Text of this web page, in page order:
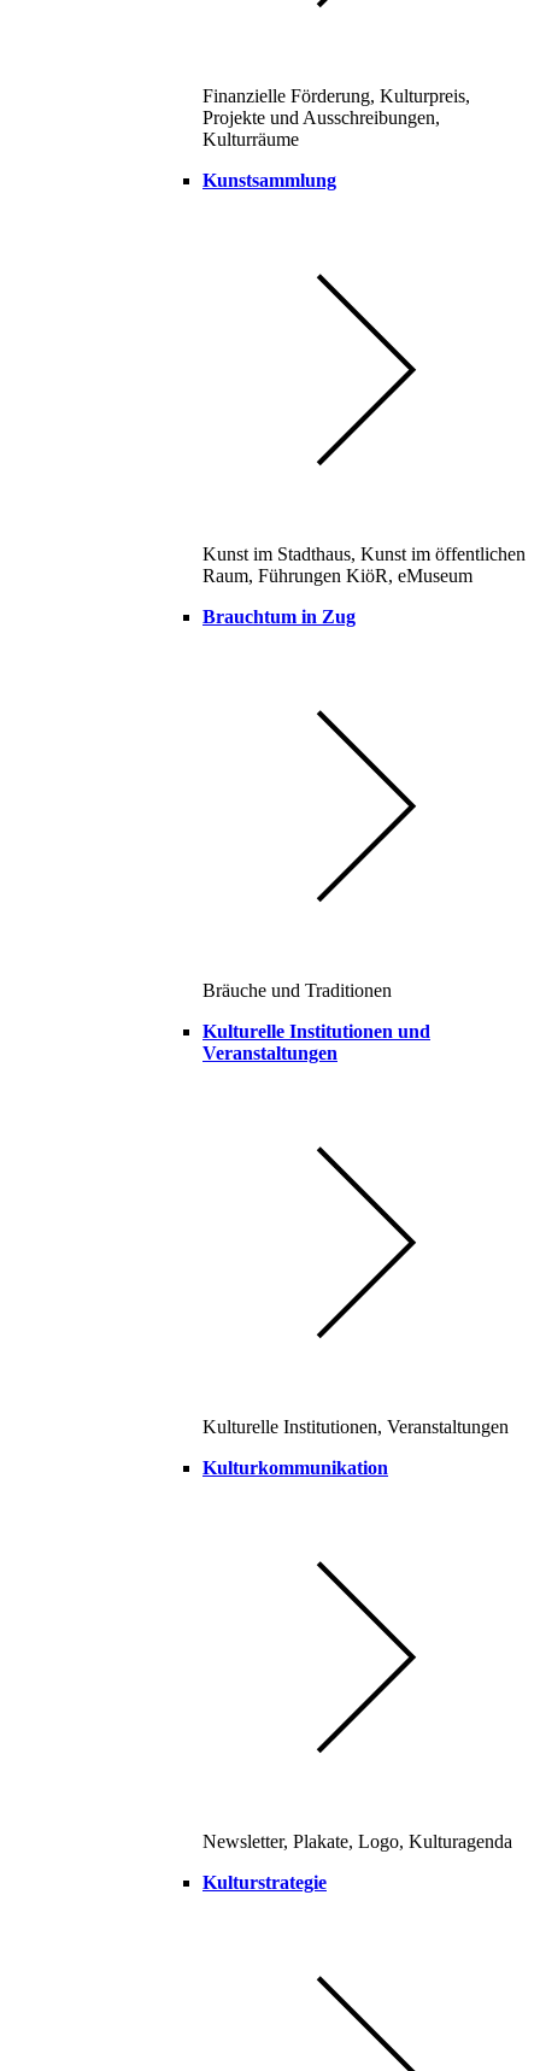
Finanzielle Förderung, Kulturpreis,
Projekte und Ausschreibungen,
Kulturräume
Kunstsammlung
Kunst im Stadthaus, Kunst im öffentlichen
Raum, Führungen KiöR, eMuseum
Brauchtum in Zug
Bräuche und Traditionen
Kulturelle Institutionen und
Veranstaltungen
Kulturelle Institutionen, Veranstaltungen
Kulturkommunikation
Newsletter, Plakate, Logo, Kulturagenda
Kulturstrategie